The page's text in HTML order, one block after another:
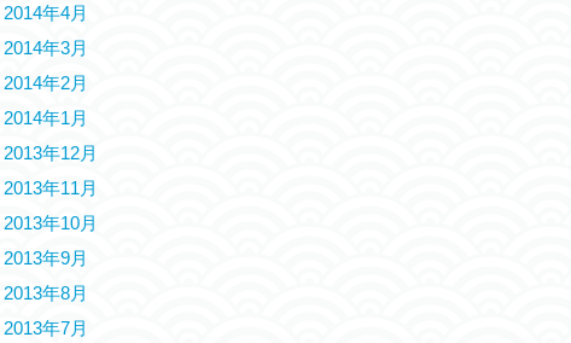
2014年4月
2014年3月
2014年2月
2014年1月
2013年12月
2013年11月
2013年10月
2013年9月
2013年8月
2013年7月